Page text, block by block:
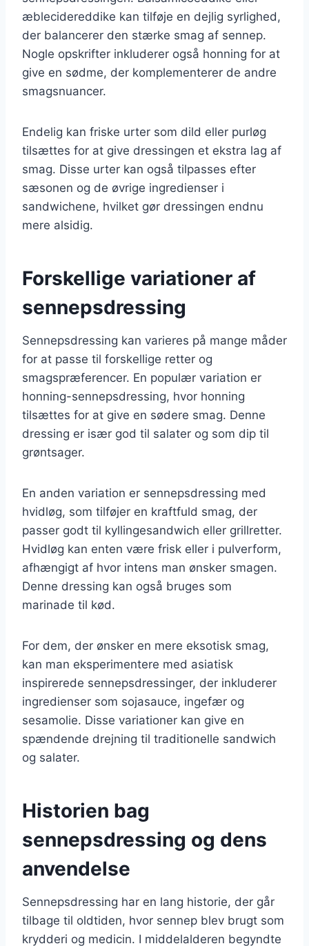
æblecidereddike kan tilføje en dejlig syrlighed,
der balancerer den stærke smag af sennep.
Nogle opskrifter inkluderer også honning for at
give en sødme, der komplementerer de andre
smagsnuancer.
Endelig kan friske urter som dild eller purløg
tilsættes for at give dressingen et ekstra lag af
smag. Disse urter kan også tilpasses efter
sæsonen og de øvrige ingredienser i
sandwichene, hvilket gør dressingen endnu
mere alsidig.
Forskellige variationer af
sennepsdressing
Sennepsdressing kan varieres på mange måder
for at passe til forskellige retter og
smagspræferencer. En populær variation er
honning-sennepsdressing, hvor honning
tilsættes for at give en sødere smag. Denne
dressing er især god til salater og som dip til
grøntsager.
En anden variation er sennepsdressing med
hvidløg, som tilføjer en kraftfuld smag, der
passer godt til kyllingesandwich eller grillretter.
Hvidløg kan enten være frisk eller i pulverform,
afhængigt af hvor intens man ønsker smagen.
Denne dressing kan også bruges som
marinade til kød.
For dem, der ønsker en mere eksotisk smag,
kan man eksperimentere med asiatisk
inspirerede sennepsdressinger, der inkluderer
ingredienser som sojasauce, ingefær og
sesamolie. Disse variationer kan give en
spændende drejning til traditionelle sandwich
og salater.
Historien bag
sennepsdressing og dens
anvendelse
Sennepsdressing har en lang historie, der går
tilbage til oldtiden, hvor sennep blev brugt som
krydderi og medicin. I middelalderen begyndte